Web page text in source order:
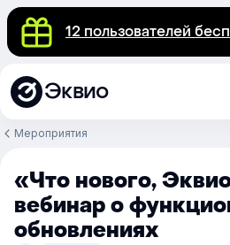
12 пользователей
Эквио
Мероприятия
«Что нового,
вебинар о
обновлениях